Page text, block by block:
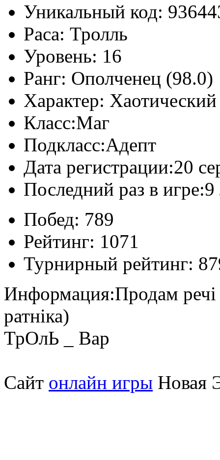
Уникальный код:
Раса: Тролль
Уровень: 16
Ранг: Ополченец (98.0)
Характер:
Класс:Маг
Подкласс:Адепт
Дата регистрации:20
Последний раз в игре:9
Побед: 789
Рейтинг: 1071
Турнирный рейтинг:
Информация:Продам речі
ратніка)
ТрОлЬ _ Вар
Сайт онлайн игры Новая